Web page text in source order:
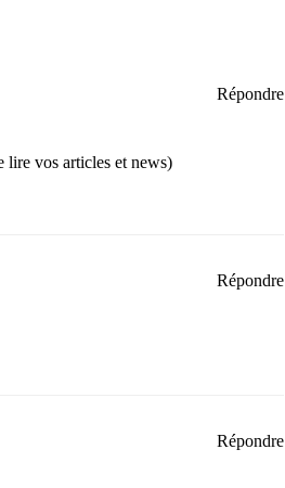
lire vos articles et news)
Répondre
Répondre
Répondre